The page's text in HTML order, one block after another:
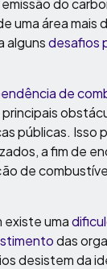
do
uma área mais
algunsdesafios
de
principais
públicas. Isso
a fim de
de
existe uma
das
desistem da